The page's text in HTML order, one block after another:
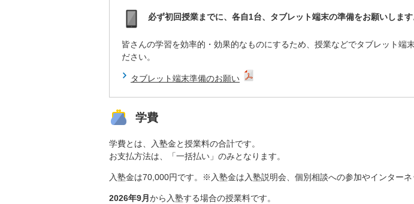
必ず初回授業までに、各自1台、タブレット端末の準備をお願いします
皆さんの学習を効率的・効果的なものにするため、授業などでタブレット端
ださい。
タブレット端末準備のお願い
学費
学費とは、入塾金と授業料の合計です。
お支払方法は、「一括払い」のみとなります。
入塾金は70,000円です。※入塾金は入塾説明会、個別相談への参加やインターネ
2026年9月 から入塾する場合の授業料です。